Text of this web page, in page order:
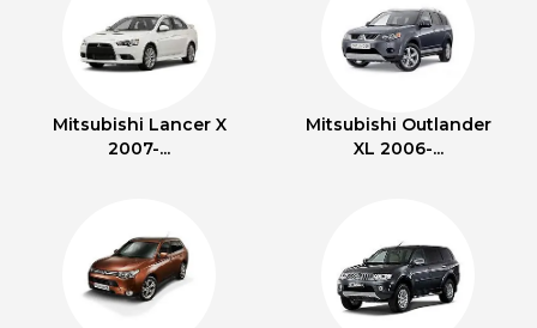
Mitsubishi Lancer X
2007-...
Mitsubishi Outlander
XL 2006-...